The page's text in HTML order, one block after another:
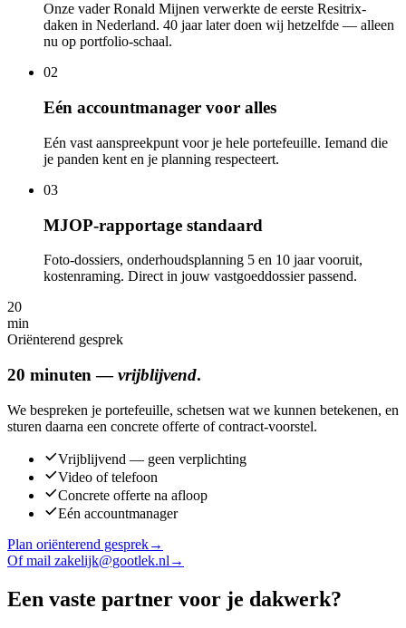
Onze vader Ronald Mijnen verwerkte de eerste Resitrix-
daken in Nederland. 40 jaar later doen wij hetzelfde — alleen
nu op portfolio-schaal.
02
Eén accountmanager voor alles
Eén vast aanspreekpunt voor je hele portefeuille. Iemand die
je panden kent en je planning respecteert.
03
MJOP-rapportage standaard
Foto-dossiers, onderhoudsplanning 5 en 10 jaar vooruit,
kostenraming. Direct in jouw vastgoeddossier passend.
20
min
Oriënterend gesprek
20 minuten —vrijblijvend.
We bespreken je portefeuille, schetsen wat we kunnen betekenen, en
sturen daarna een concrete offerte of contract-voorstel.
Vrijblijvend — geen verplichting
Video of telefoon
Concrete offerte na afloop
Eén accountmanager
Plan oriënterend gesprek→
Of mail zakelijk@gootlek.nl →
Een vaste partner voor je dakwerk?